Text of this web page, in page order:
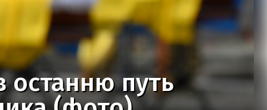
останню путь